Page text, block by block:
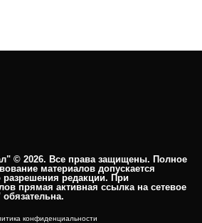
© 2026. Все права защищены. Полное
материалов допускается
разрешения редакции. При
прямая активная ссылка на сетевое
конфиденциальности